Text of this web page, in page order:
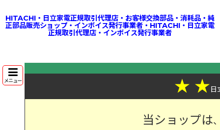
HITACHI・日立家電正規取引代理店・お客様交換部品・消耗品・純
正部品販売ショップ・インボイス発行事業者・HITACHI・日立家電
正規取引代理店・インボイス発行事業者
メニュー ★ ★日
当ショップは